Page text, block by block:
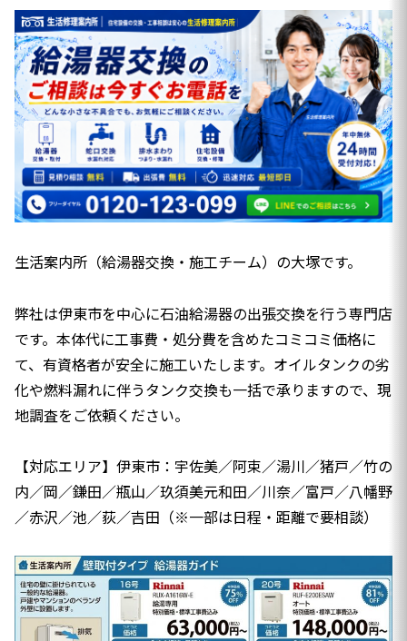
生活案内所（給湯器交換・施工チーム）の大塚です。
弊社は伊東市を中心に石油給湯器の出張交換を行う専門店
です。本体代に工事費・処分費を含めたコミコミ価格に
て、有資格者が安全に施工いたします。オイルタンクの劣
化や燃料漏れに伴うタンク交換も一括で承りますので、現
地調査をご依頼ください。
【対応エリア】伊東市：宇佐美／阿束／湯川／猪戸／竹の
内／岡／鎌田／瓶山／玖須美元和田／川奈／富戸／八幡野
／赤沢／池／荻／吉田（※一部は日程・距離で要相談）